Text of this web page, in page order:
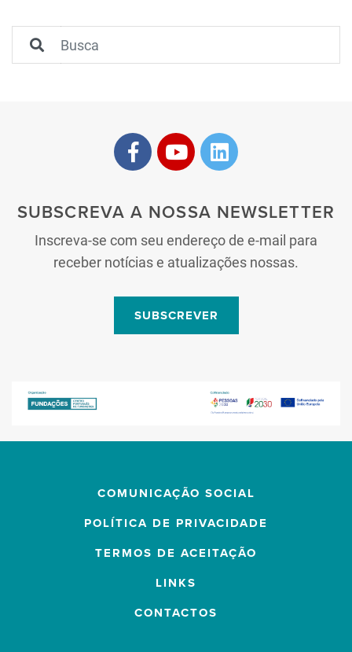
SUBSCREVA A NOSSA NEWSLETTER
Inscreva-se com seu endereço de e-mail para
receber notícias e atualizações nossas.
SUBSCREVER
COMUNICAÇÃO SOCIAL
POLÍTICA DE PRIVACIDADE
TERMOS DE ACEITAÇÃO
LINKS
CONTACTOS